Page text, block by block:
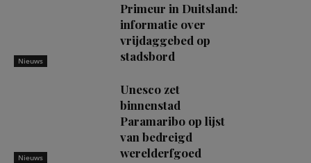
Nieuws
Primeur in Duitsland:
informatie over
vrijdaggebed op
stadsbord
Nieuws
Unesco zet
binnenstad
Paramaribo op lijst
van bedreigd
werelderfgoed